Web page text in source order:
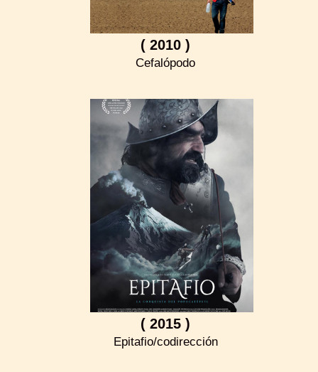
( 2010 )
Cefalópodo
( 2015 )
Epitafio/codirección